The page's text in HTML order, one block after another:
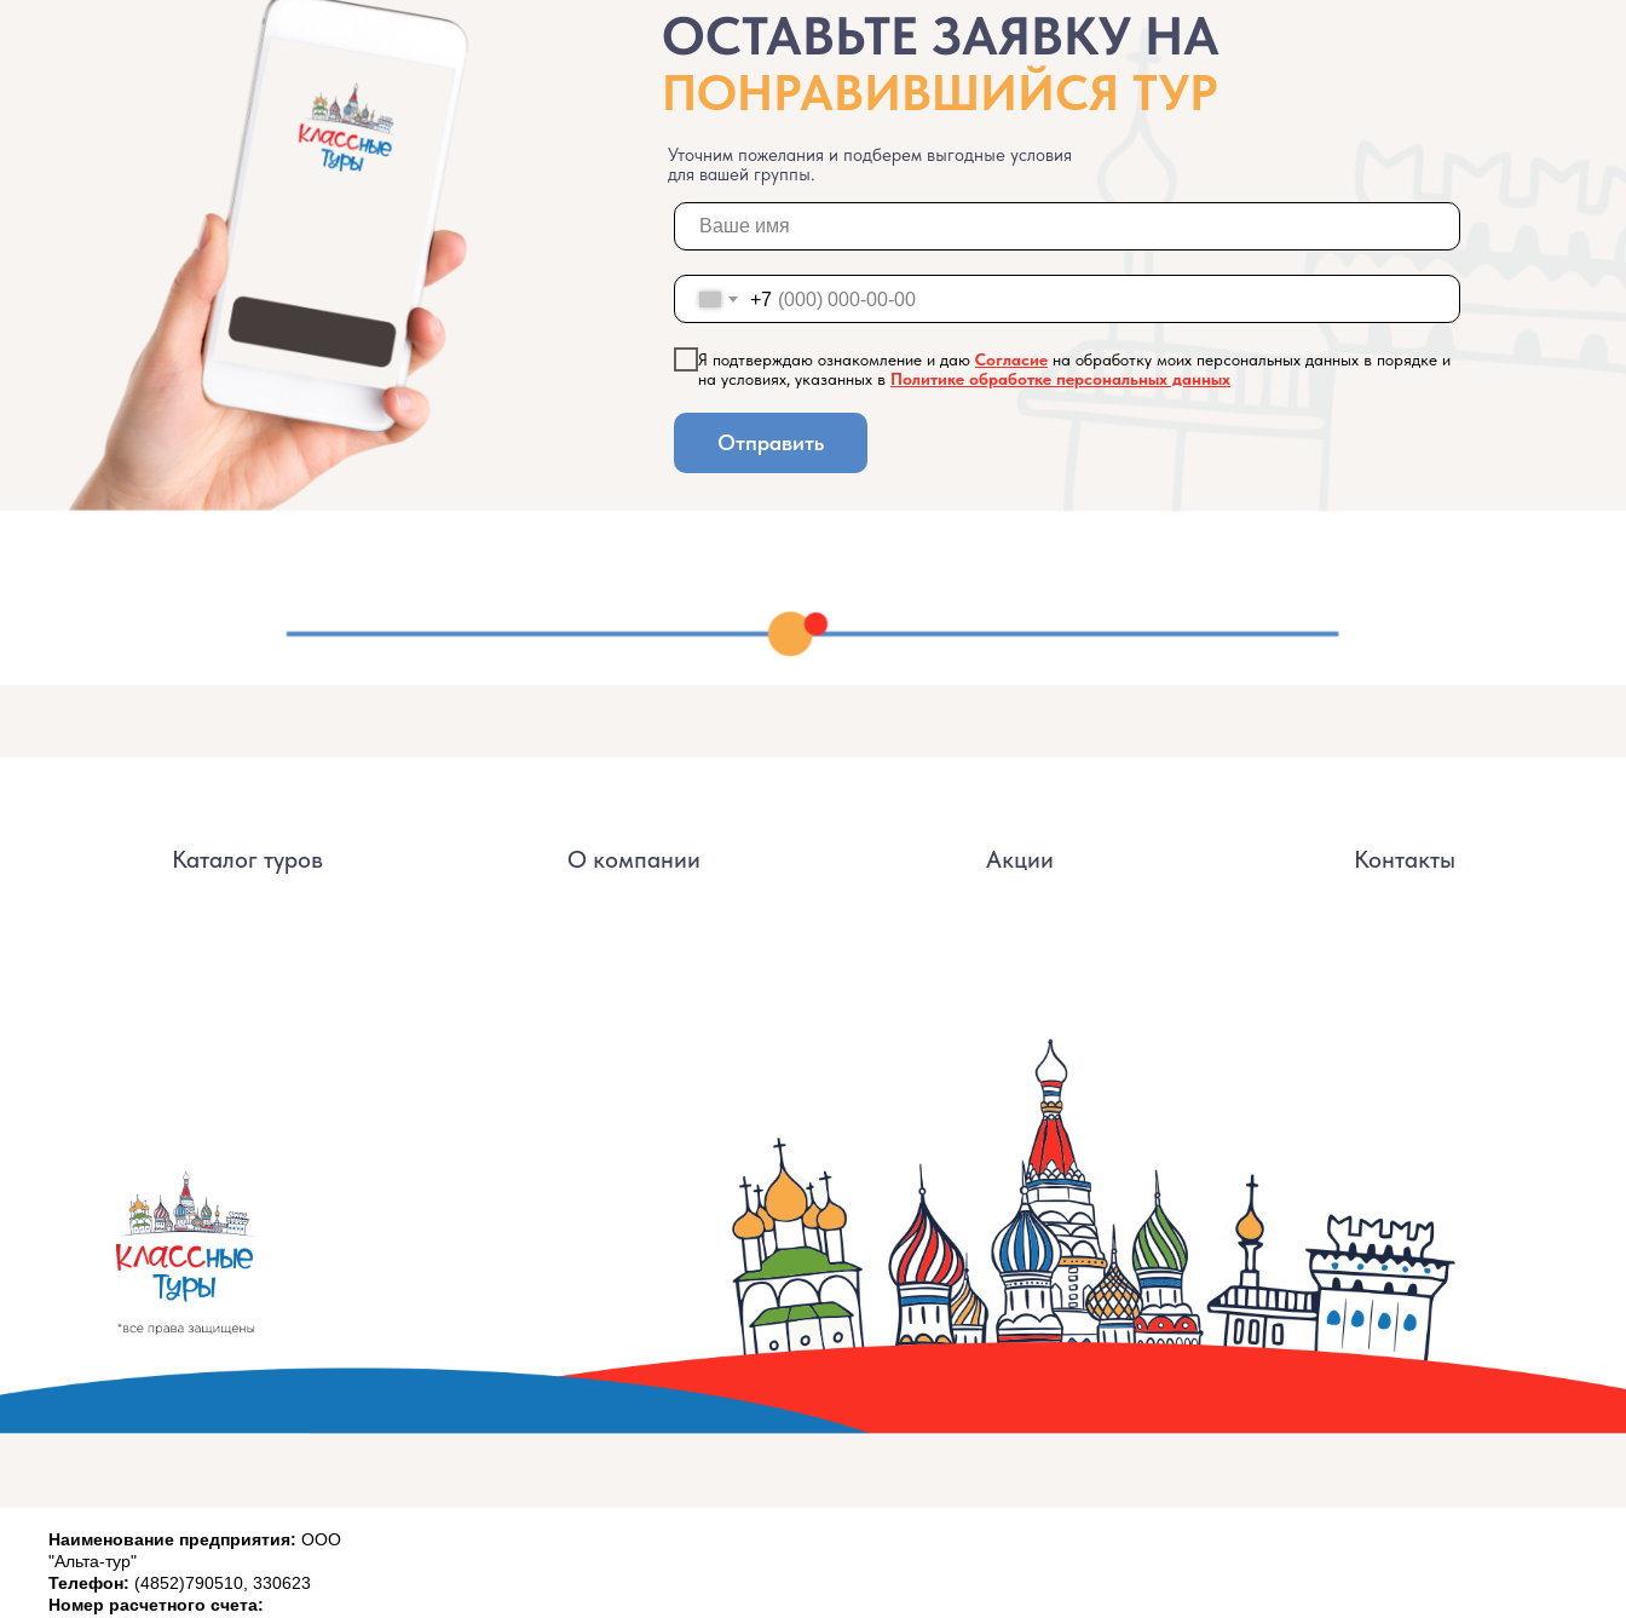
ОСТАВЬТЕ ЗАЯВКУ НА
ПОНРАВИВШИЙСЯ ТУР
Уточним пожелания и подберем выгодные условия
для вашей группы.
+7
Я подтверждаю ознакомление и даю Согласие на обработку моих персональных данных в порядке и
на условиях, указанных в Политике обработке персональных данных
Отправить
Наименование предприятия: ООО
"Альта-тур"
Телефон: (4852)790510, 330623
Номер расчетного счета: